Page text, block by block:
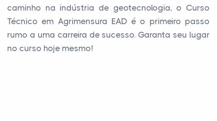
caminho na indústria de geotecnologia, o Curso
Técnico em Agrimensura EAD é o primeiro passo
rumo a uma carreira de sucesso. Garanta seu lugar
no curso hoje mesmo!